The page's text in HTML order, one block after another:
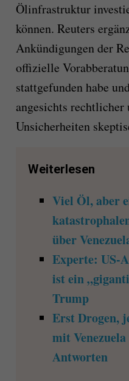
Ölinfrastruktur
können. Reuters
Ankündigungen der
offizielle
stattgefunden habe
angesichts
Unsicherheiten
Weiterlesen
Viel Öl, aber
über
Experte: US-
ist ein
Trump
Erst Drogen,
mit
Antworten